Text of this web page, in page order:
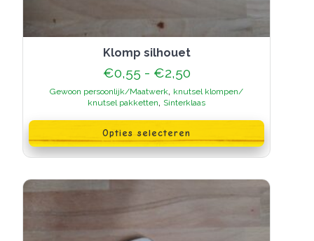
klomp silhouet
€0,55 - €2,50Prijsklasse:
€0,55
tot
Gewoon persoonlijk/Maatwerk, knutsel klompen/
knutsel pakketten, Sinterklaas
Opties selecteren
product
heeft
meerdere
variaties.
optie
kan